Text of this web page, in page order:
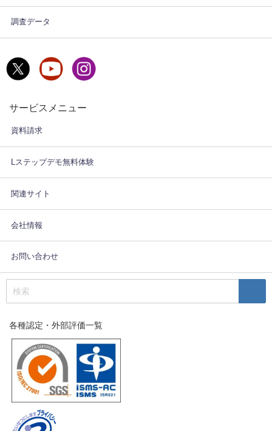
調査データ
サービスメニュー
資料請求
Lステップデモ無料体験
関連サイト
会社情報
お問い合わせ
各種認定・外部評価一覧